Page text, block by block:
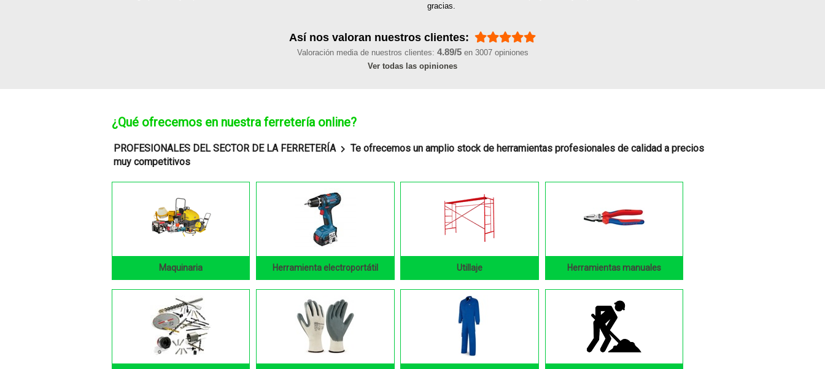
gracias.
Así nos valoran nuestros clientes:
Valoración media de nuestros clientes: 4.89/5en 3007 opiniones
Ver todas las opiniones
¿Qué ofrecemos en nuestra ferretería online?
PROFESIONALES DEL SECTOR DE LA FERRETERÍA
Te ofrecemos un amplio stock de herramientas profesionales de calidad a precios
muy competitivos
Maquinaria Herramienta electroportátil Utillaje Herramientas manuales